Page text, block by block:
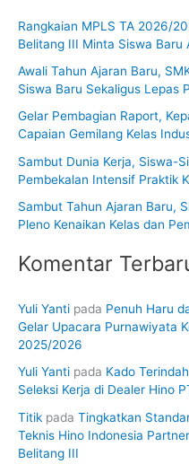
u
t
k
Rangkaian MPLS TA 2026/
Belitang III Minta Siswa Baru
Awali Tahun Ajaran Baru,
Siswa Baru Sekaligus Lepas
Gelar Pembagian Raport,
Capaian Gemilang Kelas
Sambut Dunia Kerja, Siswa-
Pembekalan Intensif Praktik
Sambut Tahun Ajaran Baru,
Pleno Kenaikan Kelas dan
Komentar
Yuli Yanti pada Penuh Haru
Gelar Upacara Purnawiyata
2025/2026
Yuli Yanti pada Kado
Seleksi Kerja di Dealer Hino
Titik pada Tingkatkan
Teknis Hino Indonesia
Belitang III